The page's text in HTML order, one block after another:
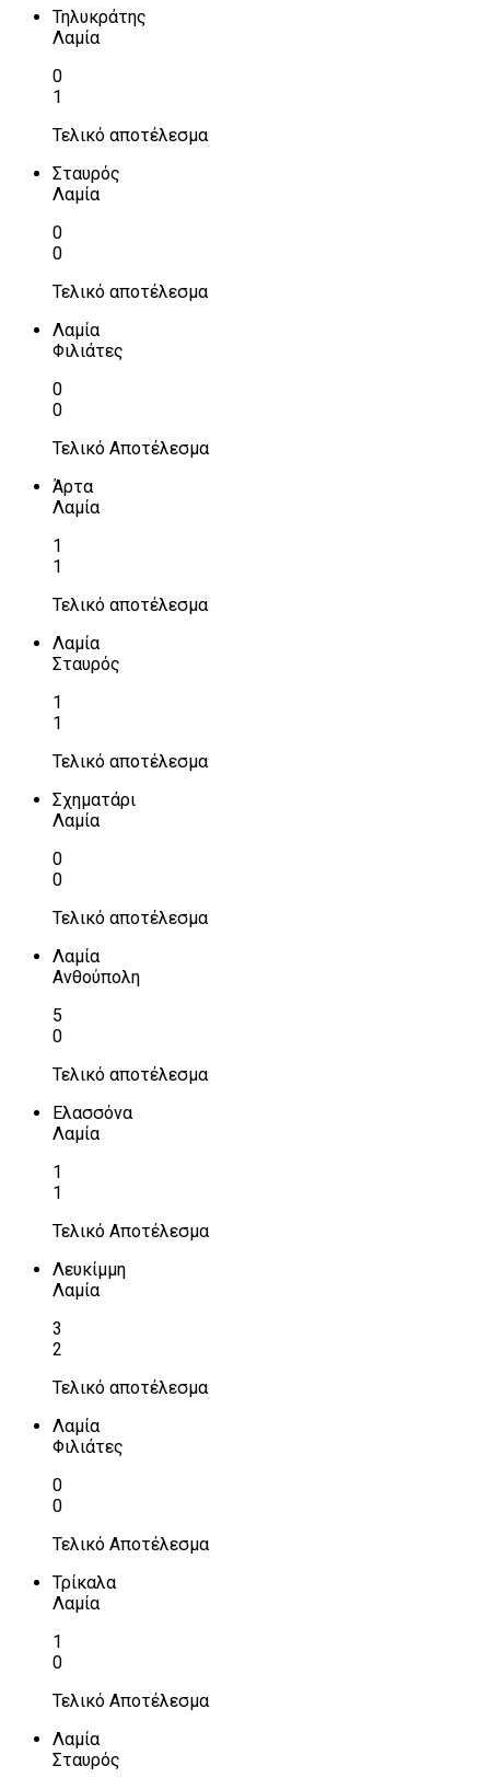
Τηλυκράτης
Λαμία
0
1
Τελικό αποτέλεσμα
Σταυρός
Λαμία
0
0
Τελικό αποτέλεσμα
Λαμία
Φιλιάτες
0
0
Τελικό Αποτέλεσμα
Άρτα
Λαμία
1
1
Τελικό αποτέλεσμα
Λαμία
Σταυρός
1
1
Τελικό αποτέλεσμα
Σχηματάρι
Λαμία
0
0
Τελικό αποτέλεσμα
Λαμία
Ανθούπολη
5
0
Τελικό αποτέλεσμα
Ελασσόνα
Λαμία
1
1
Τελικό Αποτέλεσμα
Λευκίμμη
Λαμία
3
2
Τελικό αποτέλεσμα
Λαμία
Φιλιάτες
0
0
Τελικό Αποτέλεσμα
Τρίκαλα
Λαμία
1
0
Τελικό Αποτέλεσμα
Λαμία
Σταυρός